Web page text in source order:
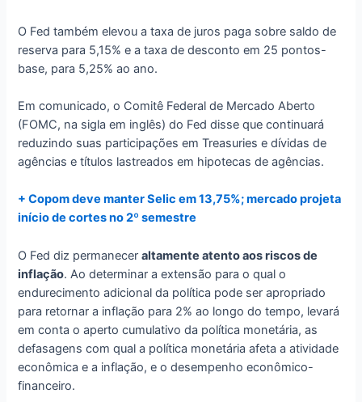
O Fed também elevou a taxa de juros paga sobre saldo de
reserva para 5,15% e a taxa de desconto em 25 pontos-
base, para 5,25% ao ano.
Em comunicado, o Comitê Federal de Mercado Aberto
(FOMC, na sigla em inglês) do Fed disse que continuará
reduzindo suas participações em Treasuries e dívidas de
agências e títulos lastreados em hipotecas de agências.
+ Copom deve manter Selic em 13,75%; mercado projeta
início de cortes no 2º semestre
O Fed diz permaneceraltamente atento aos riscos de
inflação. Ao determinar a extensão para o qual o
endurecimento adicional da política pode ser apropriado
para retornar a inflação para 2% ao longo do tempo, levará
em conta o aperto cumulativo da política monetária, as
defasagens com qual a política monetária afeta a atividade
econômica e a inflação, e o desempenho econômico-
financeiro.